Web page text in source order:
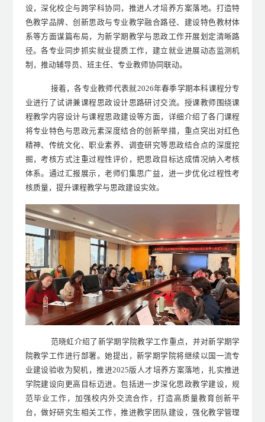
设，深化校企与跨学科协同，推进人才培养方案落地。打造特
色教学品牌、创新思政与专业教学融合路径、建设特色教材体
系等方面谋篇布局，为新学期教学与思政工作开展划定清晰路
径。各专业同步抓实就业提质工作，建立就业进展动态监测机
制，推动辅导员、班主任、专业教师协同联动。
接着，各专业教师代表就2026年春季学期本科课程分专
业进行了试讲兼课程思政设计思路研讨交流。 授课教师 围绕课
程教学内容设计与课程思政建设等方面 ，详细介绍了各门课程
将专业特色与思政元素深度结合的创新举措， 重点突出对红色
精神、传统文化、职业素养、调查研究等思政结合点的深度挖
掘，考核方式注重过程性评价，把思政目标达成情况纳入考核
体系。 通过汇报展示，老师们 集思广益，进一步优化过程性考
核质量，提升课程教学与思政建设实效。
范晓虹介绍了新学期学院教学工作重点，并对新学期学
院教学工作进行部署。她提出，新学期学院将继续以国一流专
业建设验收为契机，推进2025版人才培养方案落地，扎实推进
学院建设向更高目标迈进。包括进一步深化思政教学建设，规
范毕业工作，加强校内外交流合作，打造高质量教育创新平
台，做好研究生相关工作，推进教学团队建设，强化教学管理